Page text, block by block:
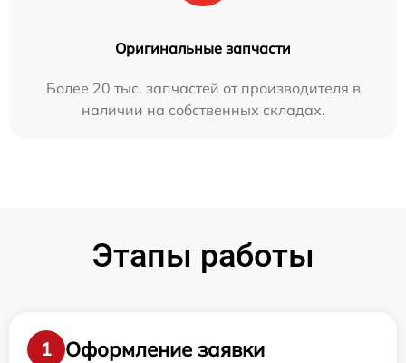
Оригинальные запчасти
Более 20 тыс. запчастей от производителя в
наличии на собственных складах.
Этапы работы
1
Оформление заявки